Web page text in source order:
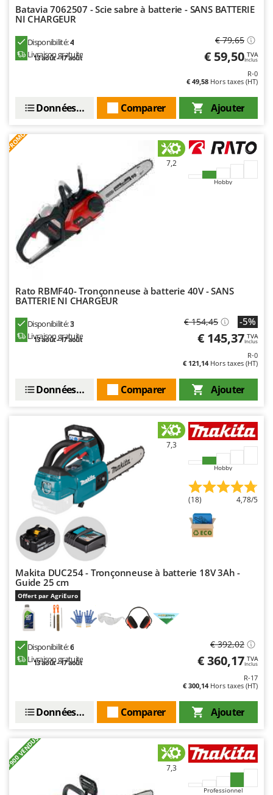
Troy-Bilt
U
Udor
Unger
Vesco
Weber
WIDU
Wiper EcoRobot
Wolf Garten
Wortex
Y
Z
ZGrills
Batavia 7062507 - Scie sabre à batterie - SANS BATTERIE
NI CHARGEUR
Disponibilité:4
Livraison gratuite
13 août - 17 août
€ 79,65
€ 59,50 TVA
Inclus
R-0
€ 49,58 Hors taxes (HT)
Ajouter
Comparer
Données techniques
PROMO
7,2
Hobby
Rato RBMF40- Tronçonneuse à batterie 40V - SANS
BATTERIE NI CHARGEUR
Disponibilité:3
Livraison gratuite
13 août - 17 août
€ 154,45 -5%
€ 145,37 TVA
Inclus
R-0
€ 121,14Hors taxes (HT)
Ajouter
Comparer
Données techniques
7,3
Hobby
(18) 4,78/5
Makita DUC254 - Tronçonneuse à batterie 18V 3Ah -
Guide 25 cm
Offert par AgriEuro
Disponibilité:6
Livraison gratuite
13 août - 17 août
€ 392,02
€ 360,17 TVA
Inclus
R-17
€ 300,14Hors taxes (HT)
Ajouter
Comparer
Données techniques
+900 VENDUS 7,3
Professionnel